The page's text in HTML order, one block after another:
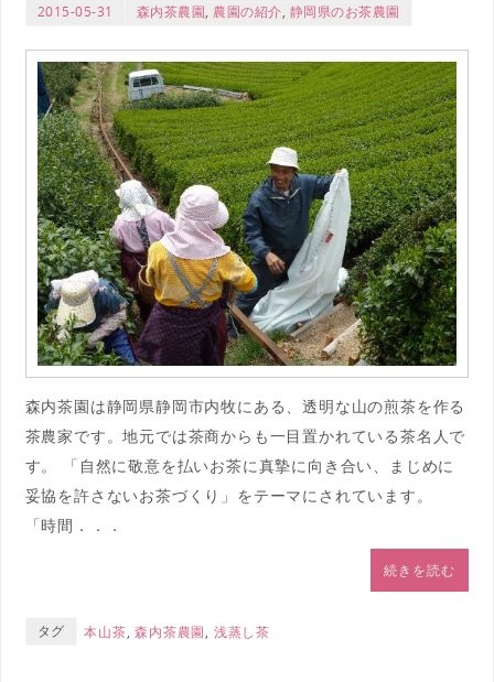
2015-05-31 森内茶農園, 農園の紹介, 静岡県のお茶農園
森内茶園は静岡県静岡市内牧にある、透明な山の煎茶を作る
茶農家です。地元では茶商からも一目置かれている茶名人で
す。 「自然に敬意を払いお茶に真摯に向き合い、まじめに
妥協を許さないお茶づくり」をテーマにされています。
「時間．．．
続きを読む
タグ 本山茶,森内茶農園, 浅蒸し茶